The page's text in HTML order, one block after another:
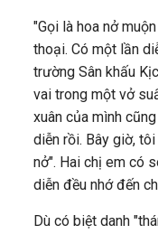
"Gọi là hoa nở
thoại. Có một lần
trường Sân khấu
vai trong một vở
xuân của mình
diễn rồi. Bây giờ,
nở". Hai chị em có
diễn đều nhớ đến
Dù có biệt danh